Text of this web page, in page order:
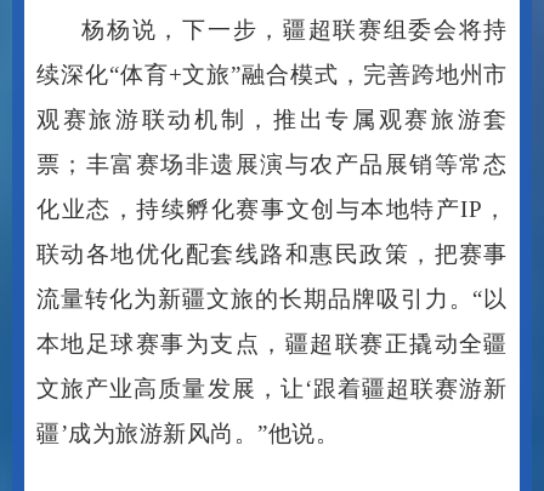
续深化“体育+文旅”融合模式，完善跨地州市
观赛旅游联动机制，推出专属观赛旅游套
票；丰富赛场非遗展演与农产品展销等常态
化业态，持续孵化赛事文创与本地特产IP，
联动各地优化配套线路和惠民政策，把赛事
流量转化为新疆文旅的长期品牌吸引力。“以
本地足球赛事为支点，疆超联赛正撬动全疆
文旅产业高质量发展，让‘跟着疆超联赛游新
疆’成为旅游新风尚。”他说。